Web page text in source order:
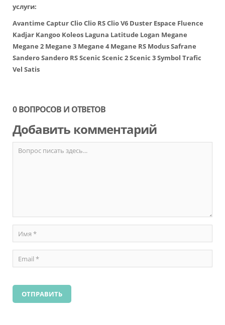
услуги:
Avantime CapturClioClio RSClio V6 Duster Espace Fluence
Kadjar Kangoo Koleos Laguna Latitude Logan Megane
Megane 2 Megane 3 Megane 4 Megane RS ModusSafrane
SanderoSandero RSScenic Scenic 2Scenic 3Symbol Trafic
Vel Satis
0 ВОПРОСОВ И ОТВЕТОВ
Добавить комментарий